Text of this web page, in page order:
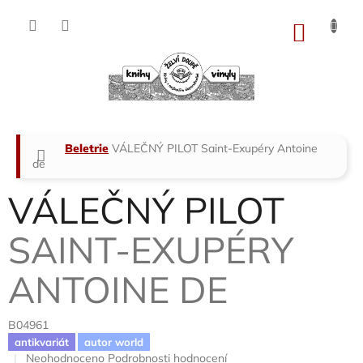
Domů
Beletrie VÁLEČNÝ PILOT Saint-Exupéry Antoine
de
VÁLEČNÝ PILOT
SAINT-EXUPÉRY
ANTOINE DE
B04961
antikvariát autor world
Průměrné
Neohodnoceno Podrobnosti hodnocení